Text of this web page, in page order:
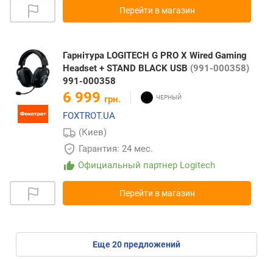
Перейти в магазин
Гарнітура LOGITECH G PRO X Wired Gaming
Headset + STAND BLACK USB (991-000358)
991-000358
6 999 грн.
FOXTROT.UA
(Киев)
Гарантия: 24 мес.
Официальный партнер Logitech
Перейти в магазин
eще20предложений